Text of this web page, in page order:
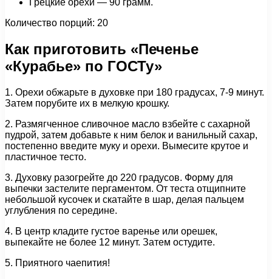
Грецкие орехи — 90 грамм.
Количество порций: 20
Как приготовить «Печенье
«Курабье» по ГОСТу»
1. Орехи обжарьте в духовке при 180 градусах, 7-9 минут.
Затем порубите их в мелкую крошку.
2. Размягченное сливочное масло взбейте с сахарной
пудрой, затем добавьте к ним белок и ванильный сахар,
постепенно введите муку и орехи. Вымесите крутое и
пластичное тесто.
3. Духовку разогрейте до 220 градусов. Форму для
выпечки застелите пергаментом. От теста отщипните
небольшой кусочек и скатайте в шар, делая пальцем
углубления по середине.
4. В центр кладите густое варенье или орешек,
выпекайте не более 12 минут. Затем остудите.
5. Приятного чаепития!